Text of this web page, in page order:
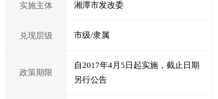
实施主体 湘潭市发改委
兑现层级 市级/隶属
政策期限
自2017年4月5日起实施，截止日期
另行公告